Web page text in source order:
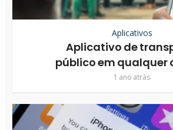
Aplicativos
Aplicativo de
público em qualquer
1 ano atrás